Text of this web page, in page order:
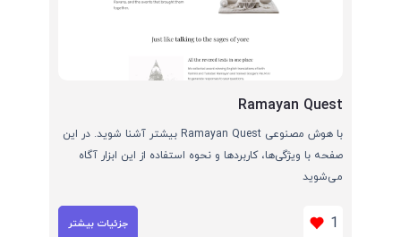
Ramayan Quest
با هوش مصنوعی Ramayan Quest بیشتر آشنا شوید. در این
صفحه با ویژگی‌ها، کاربردها و نحوه استفاده از این ابزار آگاه
می‌شوید
1 جزئیات بیشتر